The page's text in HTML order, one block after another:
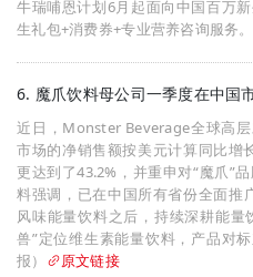
牛瑞哺恩计划6月起面向中国百万
生礼包+消费券+专业营养咨询服务
6. 魔爪饮料母公司一季度在中国
近日，Monster Beverage全球高
市场的净销售额按美元计算同比增
更达到了43.2%，并重申对“魔爪”
料强调，已在中国所有省份全面推
风味能量饮料之后，持续深耕能
兽”定位维生素能量饮料，产品对
报）
原文链接